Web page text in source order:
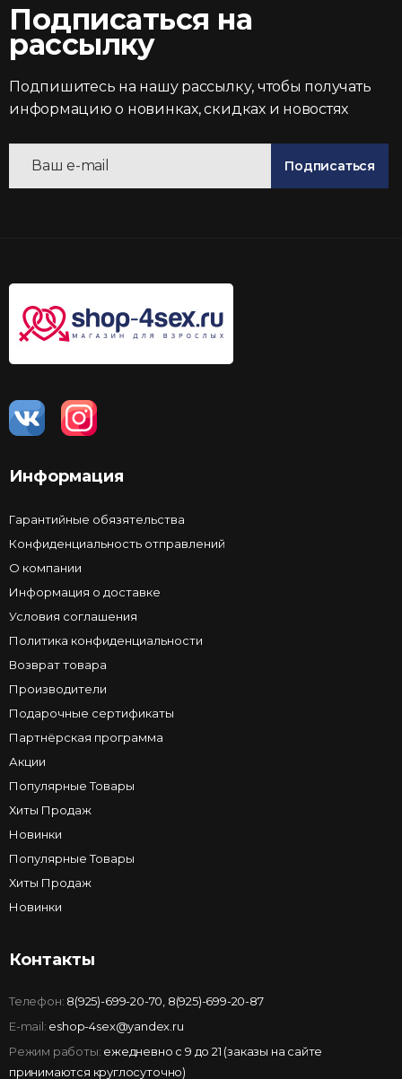
Подписаться на
рассылку
Подпишитесь на нашу рассылку, чтобы получать
информацию о новинках, скидках и новостях
Подписаться
Информация
Гарантийные обязятельства
Конфиденциальность отправлений
О компании
Информация о доставке
Условия соглашения
Политика конфиденциальности
Возврат товара
Производители
Подарочные сертификаты
Партнёрская программа
Акции
Популярные Товары
Хиты Продаж
Новинки
Популярные Товары
Хиты Продаж
Новинки
Контакты
Телефон: 8(925)-699-20-70 8(925)-699-20-87
E-mail: eshop-4sex@yandex.ru
Режим работы: ежедневно с 9 до 21 (заказы на сайте
принимаются круглосуточно)